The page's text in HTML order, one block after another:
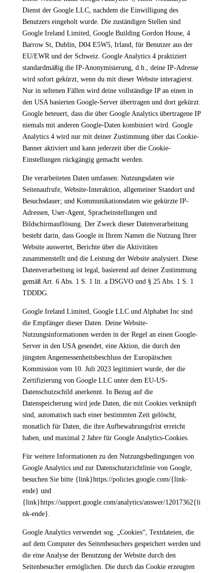
Dienst der Google LLC, nachdem die Einwilligung des
Benutzers eingeholt wurde. Die zuständigen Stellen sind
Google Ireland Limited, Google Building Gordon House, 4
Barrow St, Dublin, D04 E5W5, Irland, für Benutzer aus der
EU/EWR und der Schweiz. Google Analytics 4 praktiziert
standardmäßig die IP-Anonymisierung, d.h., deine IP-Adresse
wird sofort gekürzt, wenn du mit dieser Website interagierst.
Nur in seltenen Fällen wird deine vollständige IP an einen in
den USA basierten Google-Server übertragen und dort gekürzt.
Google beteuert, dass die über Google Analytics übertragene IP
niemals mit anderen Google-Daten kombiniert wird. Google
Analytics 4 wird nur mit deiner Zustimmung über das Cookie-
Banner aktiviert und kann jederzeit über die Cookie-
Einstellungen rückgängig gemacht werden.
Die verarbeiteten Daten umfassen: Nutzungsdaten wie
Seitenaufrufe, Website-Interaktion, allgemeiner Standort und
Besuchsdauer; und Kommunikationsdaten wie gekürzte IP-
Adressen, User-Agent, Spracheinstellungen und
Bildschirmauflösung. Der Zweck dieser Datenverarbeitung
besteht darin, dass Google in Ihrem Namen die Nutzung Ihrer
Website auswertet, Berichte über die Aktivitäten
zusammenstellt und die Leistung der Website analysiert. Diese
Datenverarbeitung ist legal, basierend auf deiner Zustimmung
gemäß Art. 6 Abs. 1 S. 1 lit. a DSGVO und § 25 Abs. 1 S. 1
TDDDG.
Google Ireland Limited, Google LLC und Alphabet Inc sind
die Empfänger dieser Daten. Deine Website-
Nutzungsinformationen werden in der Regel an einen Google-
Server in den USA gesendet, eine Aktion, die durch den
jüngsten Angemessenheitsbeschluss der Europäischen
Kommission vom 10. Juli 2023 legitimiert wurde, der die
Zertifizierung von Google LLC unter dem EU-US-
Datenschutzschild anerkennt. In Bezug auf die
Datenspeicherung wird jede Daten, die mit Cookies verknüpft
sind, automatisch nach einer bestimmten Zeit gelöscht,
monatlich für Daten, die ihre Aufbewahrungsfrist erreicht
haben, und maximal 2 Jahre für Google Analytics-Cookies.
Für weitere Informationen zu den Nutzungsbedingungen von
Google Analytics und zur Datenschutzrichtlinie von Google,
besuchen Sie bitte {link}https://policies.google.com/{link-
ende} und
{link}https://support.google.com/analytics/answer/12017362{li
nk-ende}.
Google Analytics verwendet sog. „Cookies“, Textdateien, die
auf dem Computer des Seitenbesuchers gespeichert werden und
die eine Analyse der Benutzung der Website durch den
Seitenbesucher ermöglichen. Die durch das Cookie erzeugten